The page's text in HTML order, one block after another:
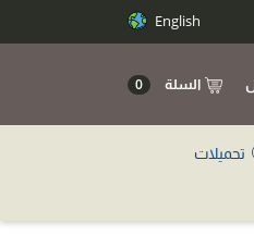
English
السلة 0
تحميلات